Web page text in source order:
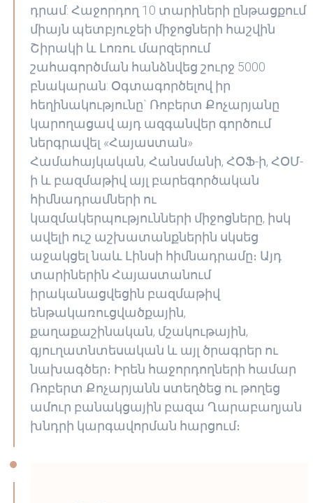
դրամ: Հաջորդող 10 տարիների ընթացքում
միայն պետբյուջեի միջոցների հաշվին
Շիրակի և Լոռու մարզերում
շահագործման հանձնվեց շուրջ 5000
բնակարան: Օգտագործելով իր
հեղինակությունը` Ռոբերտ Քոչարյանը
կարողացավ այդ ազգանվեր գործում
ներգրավել «Հայաստան»
Համահայկական, Հանսմանի, ՀՕՖ-ի, ՀՕՄ-
ի և բազմաթիվ այլ բարեգործական
հիմնադրամների ու
կազմակերպությունների միջոցները, իսկ
ավելի ուշ աշխատանքներին սկսեց
աջակցել նաև Լինսի հիմնադրամը։ Այդ
տարիներին Հայաստանում
իրականացվեցին բազմաթիվ
ենթակառուցվածքային,
քաղաքաշինական, մշակութային,
գյուղատնտեսական և այլ ծրագրեր ու
նախագծեր։ Իրեն հաջորդողների համար
Ռոբերտ Քոչարյանն ստեղծեց ու թողեց
ամուր բանակցային բազա Ղարաբաղյան
խնդրի կարգավորման հարցում։